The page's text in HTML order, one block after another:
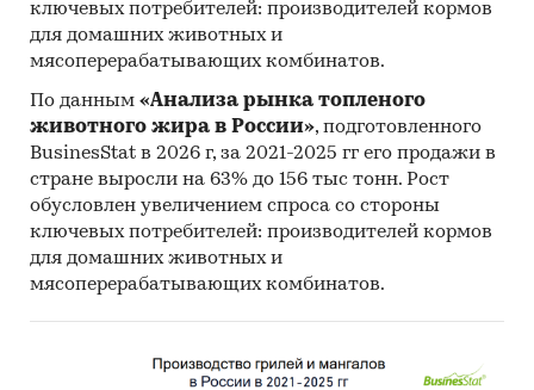
ключевых потребителей: производителей кормов
для домашних животных и
мясоперерабатывающих комбинатов.
По данным «Анализа рынка топленого
животного жира в России», подготовленного
BusinesStat в 2026 г, за 2021-2025 гг его продажи в
стране выросли на 63% до 156 тыс тонн. Рост
обусловлен увеличением спроса со стороны
ключевых потребителей: производителей кормов
для домашних животных и
мясоперерабатывающих комбинатов.